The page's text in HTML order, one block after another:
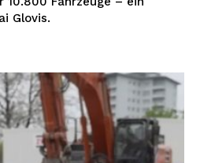
Glovis.